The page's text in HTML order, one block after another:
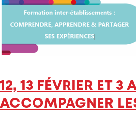
12, 13 FÉVRIER ET
ACCOMPAGNER